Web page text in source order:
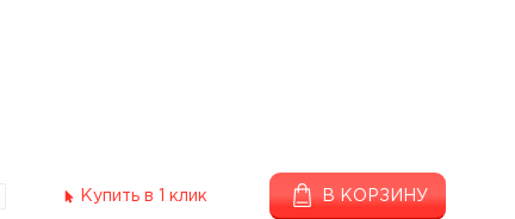
Купить в 1 клик В КОРЗИНУ